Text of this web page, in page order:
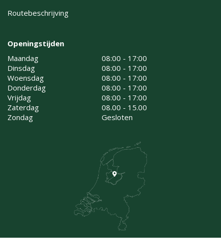
Routebeschrijving
Openingstijden
Maandag
08:00 - 17:00
Dinsdag
08:00 - 17:00
Woensdag
08:00 - 17:00
Donderdag
08:00 - 17:00
Vrijdag
08:00 - 17:00
Zaterdag
08.00 - 15.00
Zondag
Gesloten